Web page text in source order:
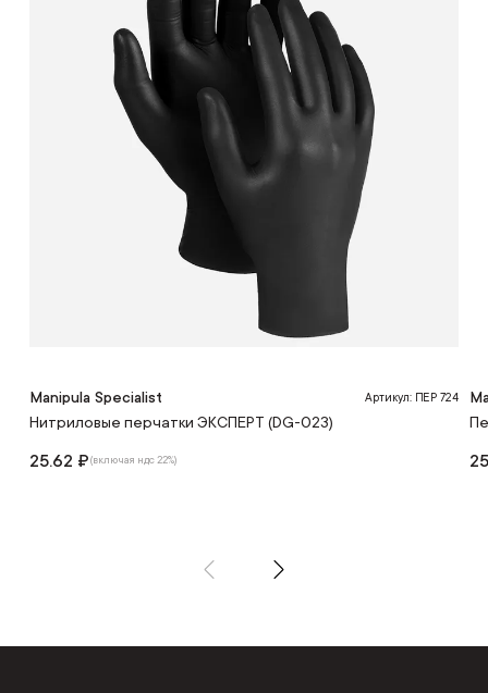
Manipula Specialist Артикул: ПЕР 724
Нитриловые перчатки ЭКСПЕРТ (DG-023)
25.62 ₽(включая ндс 22%)